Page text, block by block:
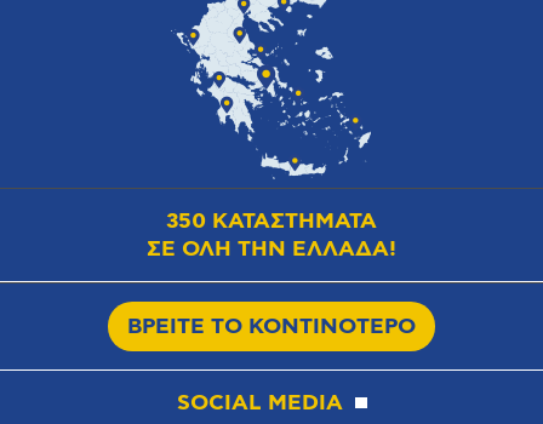
350 ΚΑΤΑΣΤΗΜΑΤΑ
ΣΕ ΟΛΗ ΤΗΝ ΕΛΛΑΔΑ!
ΒΡΕΙΤΕ ΤΟ ΚΟΝΤΙΝΟΤΕΡΟ
SOCIAL MEDIA